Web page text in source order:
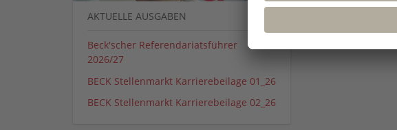
AKTUELLE AUSGABEN
Beck'scher Referendariatsführer
2026/27
BECK Stellenmarkt Karrierebeilage 01_26
BECK Stellenmarkt Karrierebeilage 02_26